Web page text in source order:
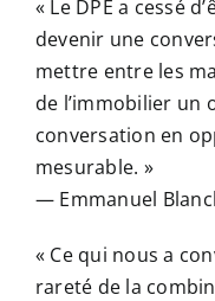
« Le DPE a cessé
devenir une
mettre entre les
de l’immobilier
conversation en
mesurable. »
— Emmanuel
« Ce qui nous a
rareté de la